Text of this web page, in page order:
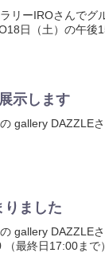
リーIROさんで
日（土）の午後
示します
gallery DAZZLE
りました
gallery DAZZLE
最終日17:00まで）